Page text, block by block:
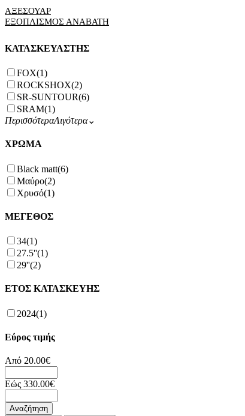
ΑΞΕΣΟΥΑΡ
ΕΞΟΠΛΙΣΜΟΣ ΑΝΑΒΑΤΗ
ΚΑΤΑΣΚΕΥΑΣΤΗΣ
FOX(1)
ROCKSHOX(2)
SR-SUNTOUR(6)
SRAM(1)
ΠερισσότεραΛιγότερα⌄
ΧΡΩΜΑ
Black matt(6)
Μαύρο(2)
Χρυσό(1)
ΜΕΓΕΘΟΣ
34(1)
27.5''(1)
29''(2)
ΕΤΟΣ ΚΑΤΑΣΚΕΥΗΣ
2024(1)
Εύρος τιμής
Από 20.00€
Εώς 330.00€
Αναζήτηση